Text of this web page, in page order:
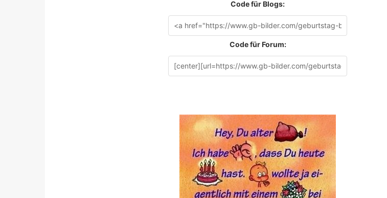
Code für Blogs:
Code für Forum: